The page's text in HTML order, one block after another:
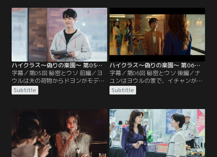
た。理事長のジンソルはヨウルの夫
ジヨンが学校の設立に多大な支援を
したことを話す。学校の招待状を送
ったのも理事長だった。ヨウルは自
宅で、自分が把握していなかった夫
のスマートフォンを…。
安らいだヨウルのもとに、送り主不
明の花束が。そこには意味深なメッ
セージが書かれていた。さらに夫の
スマホに突然不気味なメッセージが
届き、ヨウルは驚愕する。
ハイクラス～偽りの楽園～ 第05話／字幕
字幕／第05回 秘密とウソ 前編／ヨ
ウルは夫の荷物からドヨンがモデル
を務めた広告を見つけると同時に、
ドヨンの髪飾りがロッカー前で拾っ
でドヨンに歓迎会の夜のことや夫と
の関係を問いただすが確信は得られ
ない。体育教師兼アイスホッケー部
のコーチとして学校にやって来たデ
ニーは、以前ヨウルが何度か顔を合
わせていた男性だった。
Subtitle
ハイクラス～偽りの楽園～ 第06話／字幕
字幕／第06回 秘密とウソ 後編／ナ
ユンはヨウルの家で、イチャンが両
親と写った写真を見て動揺する。ヨ
ウルは興信所のオ・スンサンにドヨ
ヨンがイチャンの後を追いかけてい
る映像を入手した。そんななか、ド
ヨンは夫が不祥事を起こしたことで
警察署に。弁護士を買って出たヨウ
ルは、映像を盾にして夫ジヨンとの
関係を追及する。
Subtitle